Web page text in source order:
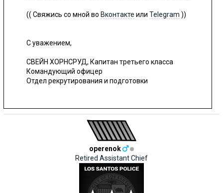
(( Свяжись со мной во Вконтакте или Telegram ))
С уважением,
СВЕЙН ХОРНСРУД, Капитан третьего класса
Командующий офицер
Отдел рекрутирования и подготовки
operenok
Retired Assistant Chief